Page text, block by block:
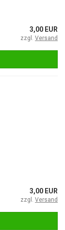
3,00 EUR
zzgl. Versand
3,00 EUR
zzgl. Versand